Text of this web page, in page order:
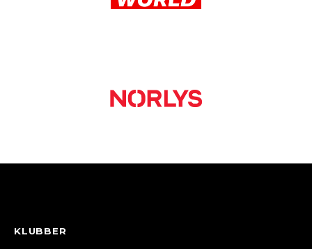
KLUBBER